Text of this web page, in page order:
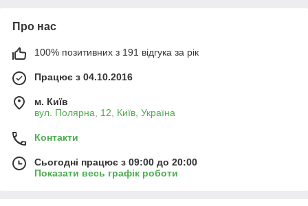
Про нас
100% позитивних з 191 відгука за рік
Працює з 04.10.2016
м. Київ
вул. Полярна, 12, Київ, Україна
Контакти
Сьогодні працює з 09:00 до 20:00
Показати весь графік роботи